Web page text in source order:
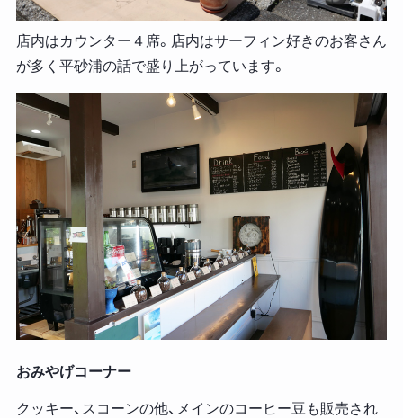
店内はカウンター４席。店内はサーフィン好きのお客さん
が多く平砂浦の話で盛り上がっています。
おみやげコーナー
クッキー、スコーンの他、メインのコーヒー豆も販売され